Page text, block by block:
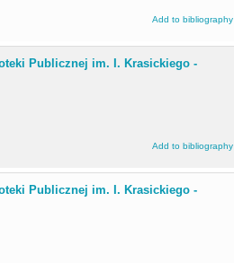
Add to bibliography
Publicznej im. I. Krasickiego -
Add to bibliography
Publicznej im. I. Krasickiego -